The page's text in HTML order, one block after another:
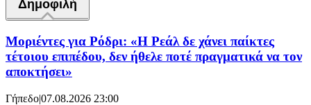
Δημοφιλή
Μοριέντες για Ρόδρι: «Η Ρεάλ δε χάνει παίκτες
τέτοιου επιπέδου, δεν ήθελε ποτέ πραγματικά να τον
αποκτήσει»
Γήπεδο|07.08.2026 23:00